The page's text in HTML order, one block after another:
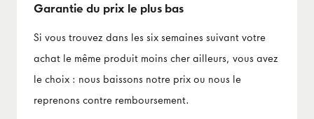
Garantie du prix le plus bas
Si vous trouvez dans les six semaines suivant votre
achat le même produit moins cher ailleurs, vous avez
le choix : nous baissons notre prix ou nous le
reprenons contre remboursement.